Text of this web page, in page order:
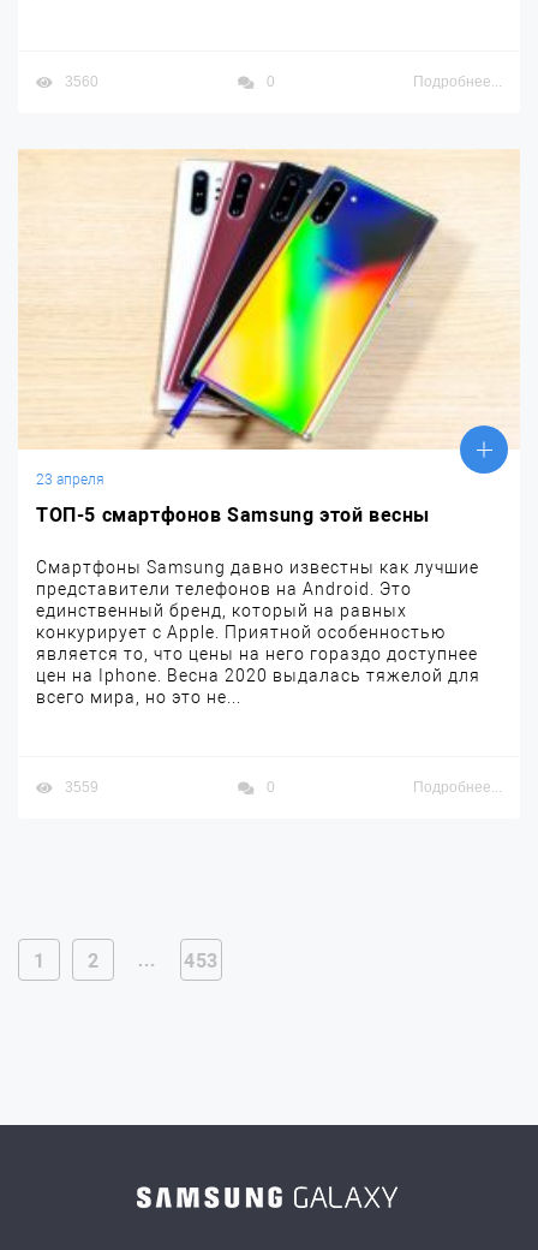
3560 0 Подробнее...
23 апреля
ТОП-5 смартфонов Samsung этой весны
Смартфоны Samsung давно известны как лучшие
представители телефонов на Android. Это
единственный бренд, который на равных
конкурирует с Apple. Приятной особенностью
является то, что цены на него гораздо доступнее
цен на Iphone. Весна 2020 выдалась тяжелой для
всего мира, но это не...
3559 0 Подробнее...
1 2 … 453